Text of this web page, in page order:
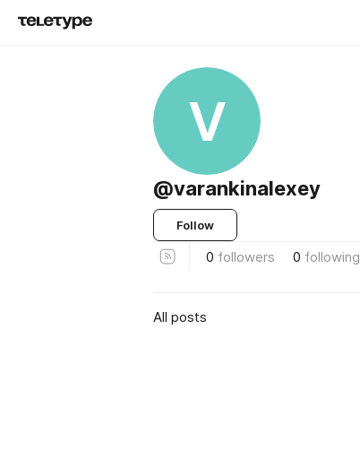
V
@varankinalexey
Follow
0 followers 0 following
All posts